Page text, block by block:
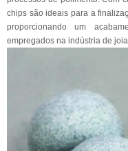
chips são ideais para a
proporcionando um
empregados na indústria de